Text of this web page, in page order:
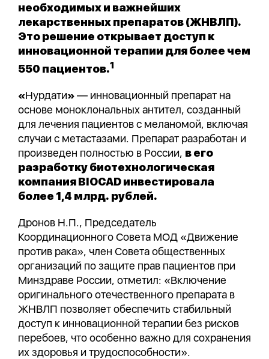
необходимых и важнейших
лекарственных препаратов (ЖНВЛП).
Это решение открывает доступ к
инновационной терапии для более чем
550 пациентов.1
«Нурдати»— инновационный препарат на
основе моноклональных антител, созданный
для лечения пациентов с меланомой, включая
случаи с метастазами. Препарат разработан и
произведен полностью в России, в его
разработку биотехнологическая
компания BIOCAD инвестировала
более 1,4 млрд. рублей.
Дронов Н.П., Председатель
Координационного Совета МОД «Движение
против рака», член Совета общественных
организаций по защите прав пациентов при
Минздраве России, отметил: «Включение
оригинального отечественного препарата в
ЖНВЛП позволяет обеспечить стабильный
доступ к инновационной терапии без рисков
перебоев, что особенно важно для сохранения
их здоровья и трудоспособности».